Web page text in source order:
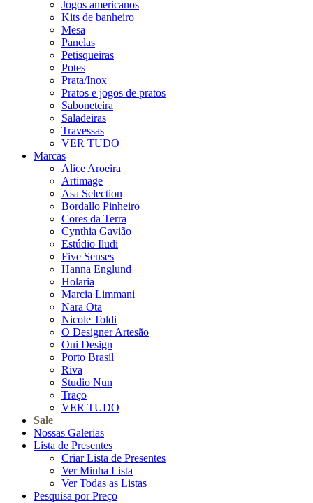
Jogos americanos
Kits de banheiro
Mesa
Panelas
Petisqueiras
Potes
Prata/Inox
Pratos e jogos de pratos
Saboneteira
Saladeiras
Travessas
VER TUDO
Marcas
Alice Aroeira
Artimage
Asa Selection
Bordallo Pinheiro
Cores da Terra
Cynthia Gavião
Estúdio Iludi
Five Senses
Hanna Englund
Holaria
Marcia Limmani
Nara Ota
Nicole Toldi
O Designer Artesão
Oui Design
Porto Brasil
Riva
Studio Nun
Traço
VER TUDO
Sale
Nossas Galerias
Lista de Presentes
Criar Lista de Presentes
Ver Minha Lista
Ver Todas as Listas
Pesquisa por Preço